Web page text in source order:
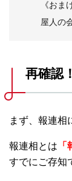
《お
屋人の
再確認
まず、報連相
報連相とは
すでにご存知